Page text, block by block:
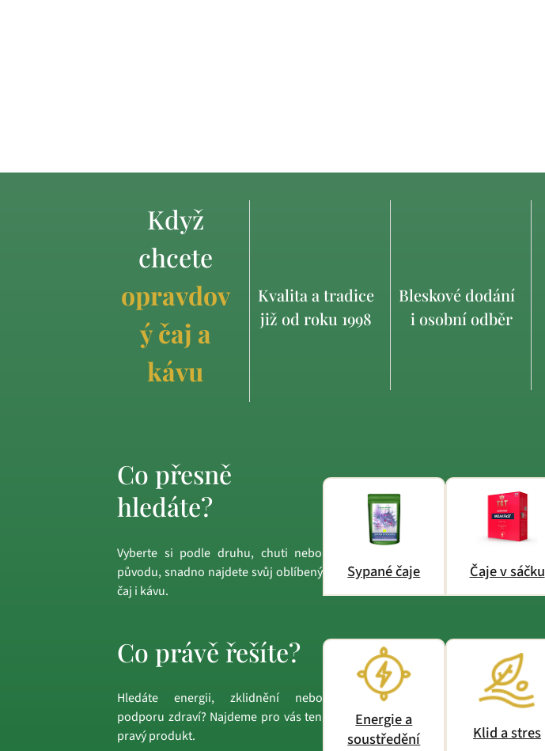
Když
chcete
opravdov
ý čaj a
kávu
Kvalita a tradice
již od roku 1998
Bleskové dodání
i osobní odběr
Co přesně
hledáte?
Vyberte si podle druhu, chuti nebo
původu, snadno najdete svůj oblíbený
čaj i kávu.
Sypané čaje Čaje v sáčku
Co právě řešíte?
Hledáte energii, zklidnění nebo
podporu zdraví? Najdeme pro vás ten
pravý produkt.
Energie a
soustředění
Klid a stres